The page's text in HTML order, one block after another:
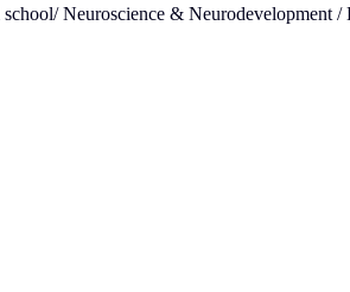
Neuroscience & Neurodevelopment /